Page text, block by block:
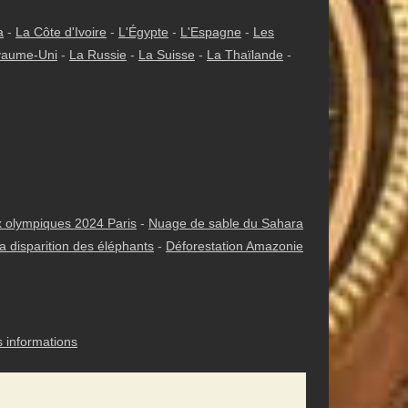
- La Côte d'Ivoire - L'Égypte - L'Espagne - Les
Uni - La Russie - La Suisse - La Thaïlande -
olympiques 2024 Paris - Nuage de sable du Sahara
disparition des éléphants - Déforestation Amazonie
informations